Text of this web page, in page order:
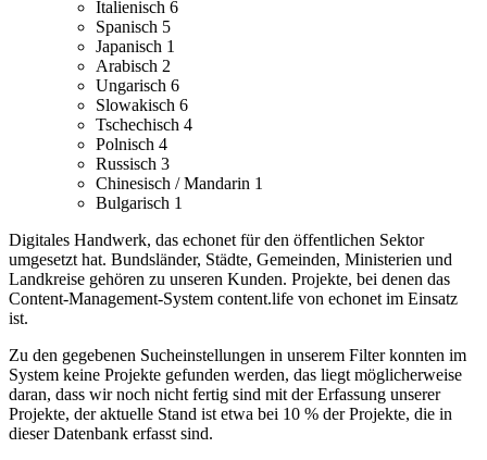
Italienisch 6
Spanisch 5
Japanisch 1
Arabisch 2
Ungarisch 6
Slowakisch 6
Tschechisch 4
Polnisch 4
Russisch 3
Chinesisch / Mandarin 1
Bulgarisch 1
Digitales Handwerk, das echonet für den öffentlichen Sektor
umgesetzt hat. Bundsländer, Städte, Gemeinden, Ministerien und
Landkreise gehören zu unseren Kunden. Projekte, bei denen das
Content-Management-System content.life von echonet im Einsatz
ist.
Zu den gegebenen Sucheinstellungen in unserem Filter konnten im
System keine Projekte gefunden werden, das liegt möglicherweise
daran, dass wir noch nicht fertig sind mit der Erfassung unserer
Projekte, der aktuelle Stand ist etwa bei 10 % der Projekte, die in
dieser Datenbank erfasst sind.